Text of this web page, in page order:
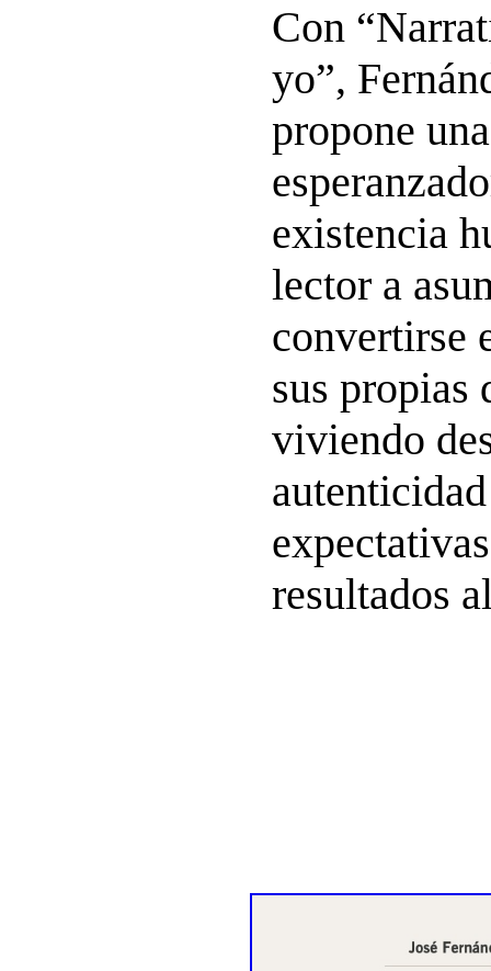
Con
yo”,
propone
existencia
lector a
convertirse
sus propias
viviendo
resultados